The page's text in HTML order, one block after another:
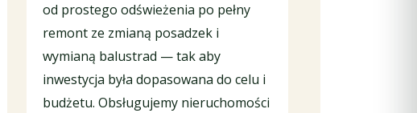
od prostego odświeżenia po pełny
remont ze zmianą posadzek i
wymianą balustrad — tak aby
inwestycja była dopasowana do celu i
budżetu. Obsługujemy nieruchomości